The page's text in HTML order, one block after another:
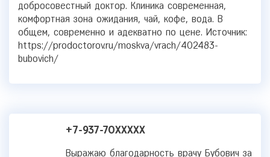
добросовестный доктор. Клиника современная,
комфортная зона ожидания, чай, кофе, вода. В
общем, современно и адекватно по цене. Источник:
https://prodoctorov.ru/moskva/vrach/402483-
bubovich/
+7-937-70XXXXX
Выражаю благодарность врачу Бубович за